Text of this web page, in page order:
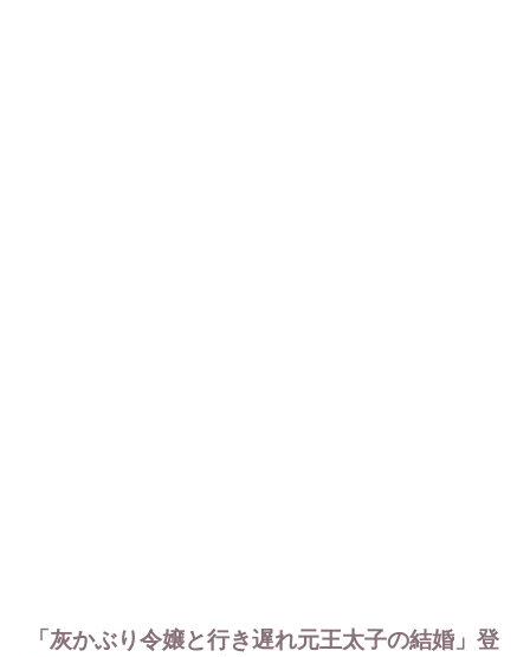
「灰かぶり令嬢と行き遅れ元王太子の結婚」登